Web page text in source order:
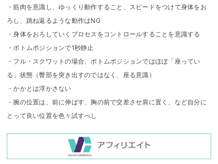
・筋肉を意識し、ゆっくり動作すること、スピードをつけて身体をお
ろし、跳ね返るような動作はNG
・身体をおろしていくプロセスをコン トロールすることを意識する
・ボトムポジションで1秒静止
・フル・スクワットの場合、ボトムポジションではほぼ「座ってい
る」状態（臀部を突き出すのではなく、座る意識）
・かかとは浮かさない
・腕の位置は、前に伸ばす、胸の前で交差させ肩に置く、など自分に
とって良い位置を色々試すべし